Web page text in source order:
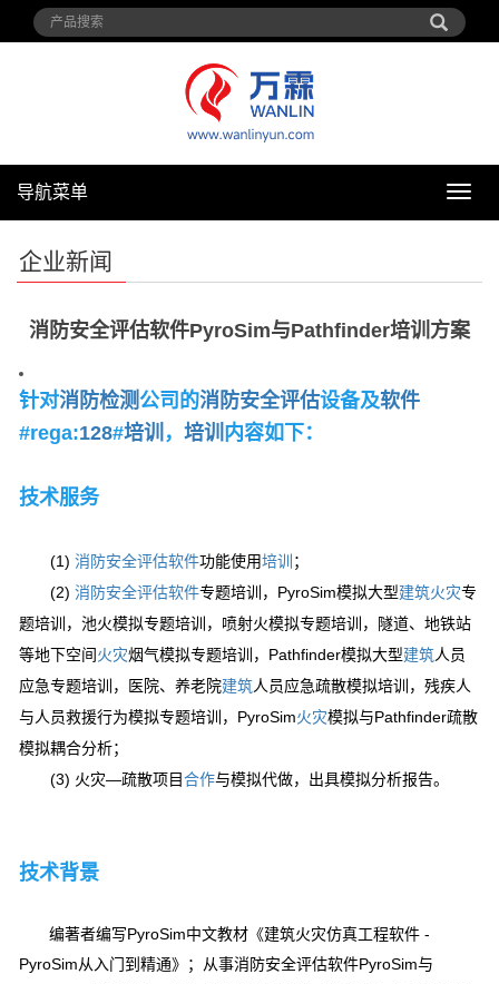
导
导航菜单
企业新闻
消防安全评估软件PyroSim与Pathfinder培训方案
针对消防检测公司的消防安全评估设备及软件
#rega:128#培训 ， 培训 内容如下：
技术服务
(1) 消防安全评估软件功能使用培训 ；
(2) 消防安全评估软件专题培训，PyroSim模拟大型建筑火灾专
题培训，池火模拟专题培训，喷射火模拟专题培训，隧道、地铁站
等地下空间火灾烟气模拟专题培训，Pathfinder模拟大型建筑人员
应急专题培训，医院、养老院建筑人员应急疏散模拟培训，残疾人
与人员救援行为模拟专题培训，PyroSim火灾模拟与Pathfinder疏散
模拟耦合分析；
(3) 火灾—疏散项目合作与模拟代做，出具模拟分析报告。
技术背景
编著者编写PyroSim中文教材《建筑火灾仿真工程软件 -
PyroSim从入门到精通》；从事消防安全评估软件PyroSim与